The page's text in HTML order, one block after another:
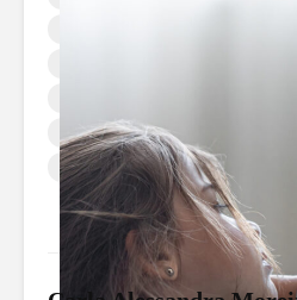
Métodos de Ensino Lúdico
Psicologia Desenvolvimento